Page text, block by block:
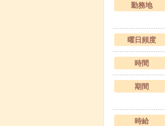
勤務地
曜日頻度
時間
期間
時給